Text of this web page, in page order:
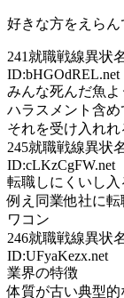
好きな方をえらん
241 就職戦線異状
ID:bHGOdREL.net
みんな死んだ魚
ハラスメント含
それを受け入れ
245就職戦線異状
ID:cLKzCgFW.net
転職しにくいし
例え同業他社に
ワコン
246就職戦線異状
ID:UFyaKezx.net
業界の特徴
体質が古い典型的